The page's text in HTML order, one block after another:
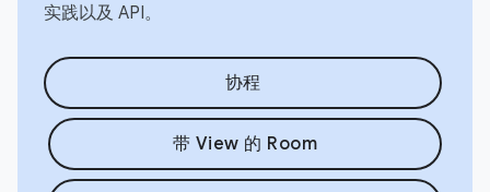
实践以及 API。
协程
带 View 的 Room